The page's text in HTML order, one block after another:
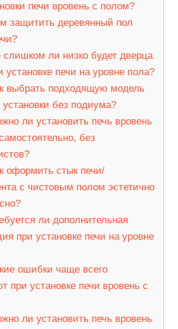
печи вровень с полом?
защитить деревянный пол
ли низко будет дверца
установке печи на уровне пола?
выбрать подходящую модель
установки без подиума?
ли установить печь вровень
без
оформить стык печи/
с чистовым полом эстетично
ли дополнительная
при установке печи на уровне
ошибки чаще всего
при установке печи вровень с
ли установить печь вровень